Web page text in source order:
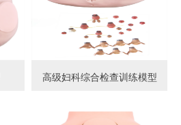
高级妇科综合检查训练模型